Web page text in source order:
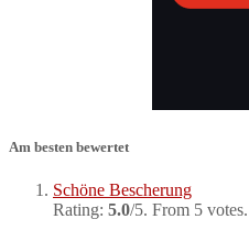
Am besten bewertet
Schöne Bescherung
Rating: 5.0/5. From 5 votes.